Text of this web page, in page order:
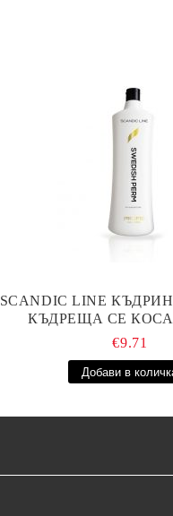
SCANDIC LINE
КЪДРЕЩА СЕ КОСА
€9.71